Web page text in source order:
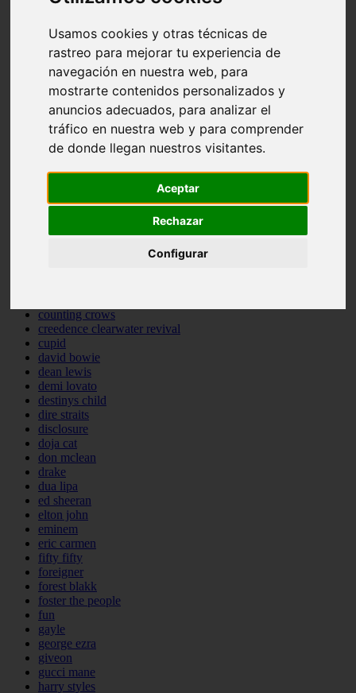
Usamos cookies y otras técnicas de
rastreo para mejorar tu experiencia de
navegación en nuestra web, para
mostrarte contenidos personalizados y
anuncios adecuados, para analizar el
tráfico en nuestra web y para comprender
de donde llegan nuestros visitantes.
Aceptar
Rechazar
Configurar
bebe rexha
benny blanco
benson boone
beyonce
bill withers
billie eilish
billy joel
bob marley
bruce springsteen
bruno mars
calvin harris
cat janice
counting crows
creedence clearwater revival
cupid
david bowie
dean lewis
demi lovato
destinys child
dire straits
disclosure
doja cat
don mclean
drake
dua lipa
ed sheeran
elton john
eminem
eric carmen
fifty fifty
foreigner
forest blakk
foster the people
fun
gayle
george ezra
giveon
gucci mane
harry styles